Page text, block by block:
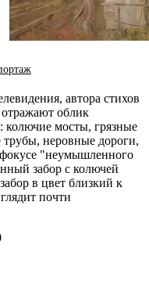
автора стихов
облик
колючие мосты, грязные
неровные дороги,
"неумышленного
забор с колючей
в цвет близкий к
почти